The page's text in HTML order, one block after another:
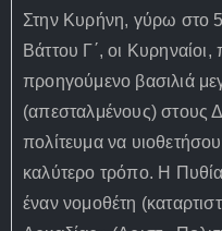
Στην Κυρήνη, γύρω στο
Βάττου Γ΄, οι Κυρηναίοι,
προηγούμενο βασιλιά
(απεσταλμένους) στους
πολίτευμα να
καλύτερο τρόπο. Η
έναν νομοθέτη